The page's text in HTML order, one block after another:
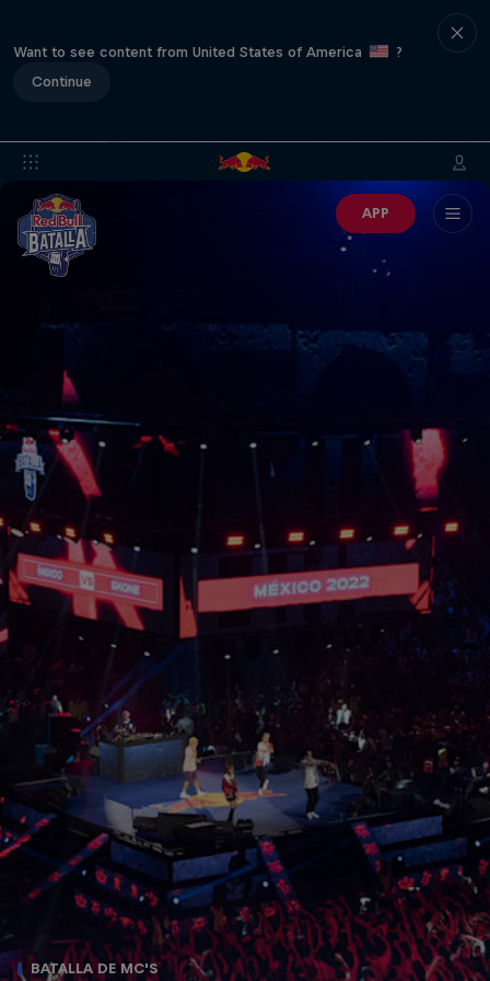
Want to see content from United States of America
?
Continue
APP
BATALLA DE MC'S